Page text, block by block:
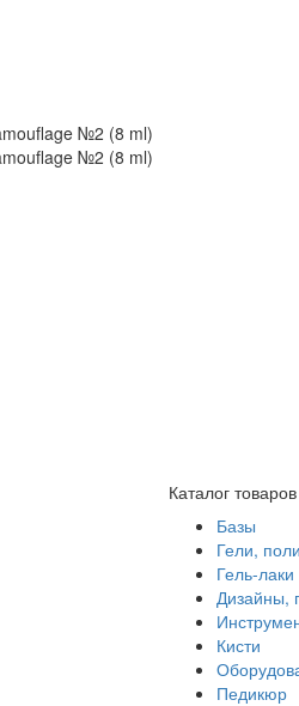
№2 (8 ml)
№2 (8 ml)
Каталог товаров
Базы
Гели,
Гель-лаки
Дизайны,
Кисти
Педикюр